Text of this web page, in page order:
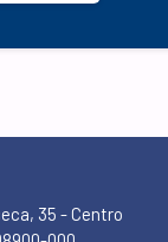
35 - Centro